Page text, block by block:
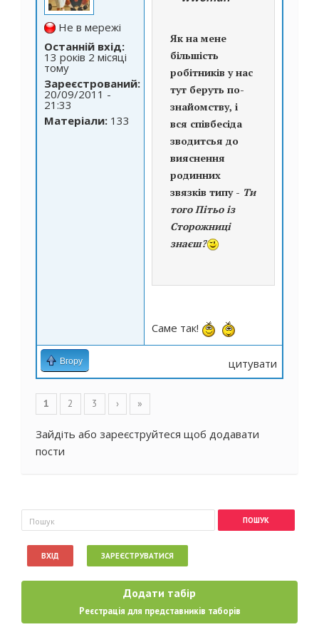
Не в мережі
Останній вхід:
13 років 2 місяці
тому
Зареєстрований:
20/09/2011 -
21:33
Матеріали: 133
Як на мене
більшість
робітників у нас
тут беруть по-
знайомству, і
вся співбесіда
зводитсья до
вияснення
родинних
звязків типу - Ти
того Пітьо із
Сторожниці
знаєш?
Саме так!
Вгору цитувати
Сторінки
1 2 3 › »
Зайдіть або зареєструйтеся щоб додавати
пости
Пошукова форма
Пошук
ВХІД ЗАРЕЄСТРУВАТИСЯ
Додати табір
Реєстрація для представників таборів